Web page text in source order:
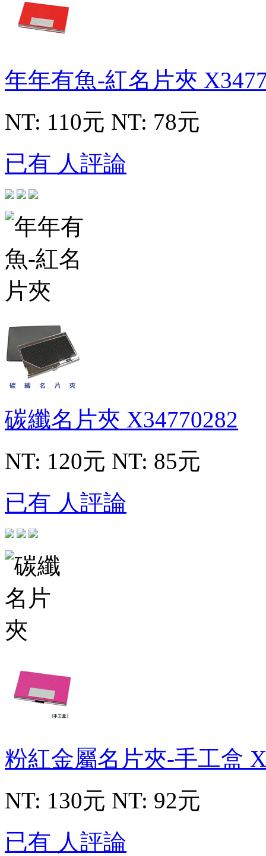
年年有魚-紅名片夾
NT: 110元 NT: 78元
已有 人評論
碳纖名片夾 X34770282
NT: 120元 NT: 85元
已有 人評論
粉紅金屬名片夾-手工盒
NT: 130元 NT: 92元
已有 人評論